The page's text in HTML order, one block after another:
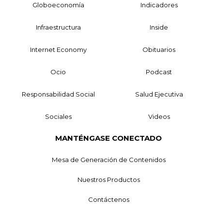
Globoeconomía Indicadores
Infraestructura Inside
Internet Economy Obituarios
Ocio Podcast
Responsabilidad Social Salud Ejecutiva
Sociales Videos
MANTÉNGASE CONECTADO
Mesa de Generación de Contenidos
Nuestros Productos
Contáctenos